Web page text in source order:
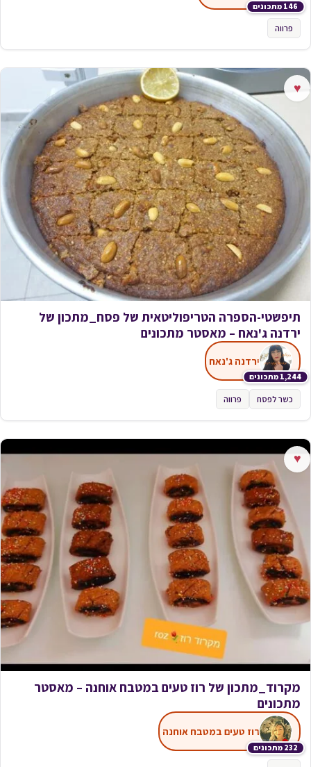
146 מתכונים
פרווה
♥
תיפשטי-הספרה הטריפוליטאית של פסח_מתכון של
ירדנה ג'נאח – מאסטר מתכונים
1,244 מתכונים
ירדנה ג'נאח
כשר לפסח פרווה
♥
מקרוד_מתכון של רוז טעים במטבח אוחנה – מאסטר
מתכונים
232 מתכונים
רוז טעים במטבח אוחנה